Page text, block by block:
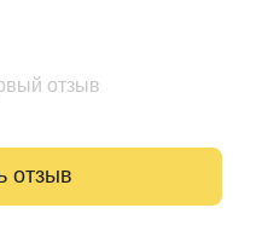
отзыв
отзыв